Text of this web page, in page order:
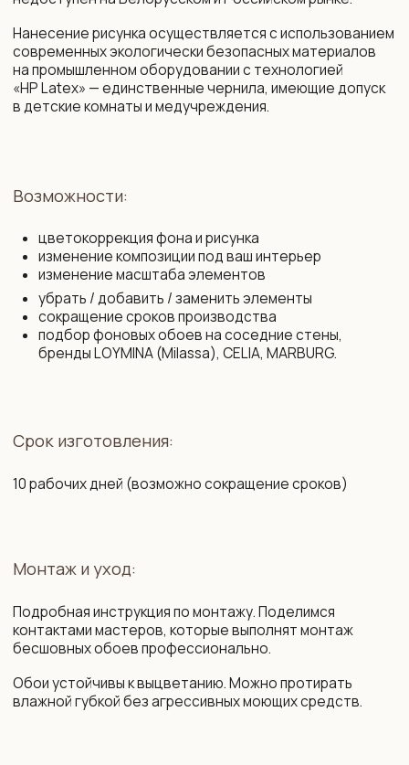
+375 29 719 80 88 zakaz@vinni.by
Свидетельство о государственной
регистрации № 193 645 371
от 07.09.2022 выдано Минским
горисполкомом
Интернет-магазин зарегистрирован
№761430
Политика конфиденциальности
Договор присоединения
Договор розничной купли-продажи
Правила оплаты картой
и конфиденциальность данных